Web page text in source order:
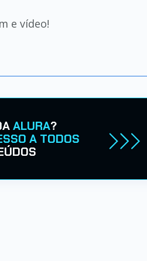
e vídeo!
ALURA?
A TODOS